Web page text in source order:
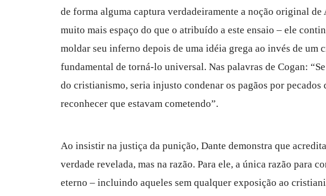
de forma alguma captura verdadeiramente a noção original
muito mais espaço do que o atribuído a este ensaio – ele
moldar seu inferno depois de uma idéia grega ao invés de um
fundamental de torná-lo universal. Nas palavras de Cogan:
do cristianismo, seria injusto condenar os pagãos por pecados
reconhecer que estavam cometendo”.
Ao insistir na justiça da punição, Dante demonstra que
verdade revelada, mas na razão. Para ele, a única razão para
eterno – incluindo aqueles sem qualquer exposição ao